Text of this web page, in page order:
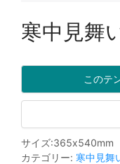
寒中見
このテ
サイズ:365x540mm
カテゴリー: 寒中見舞